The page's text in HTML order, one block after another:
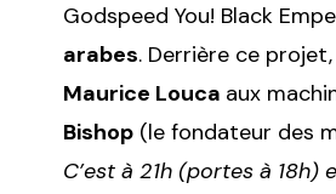
Godspeed You! Black
arabes. Derrière ce
Maurice Louca aux
Bishop (le fondateur des
C’est à 21h (portes à